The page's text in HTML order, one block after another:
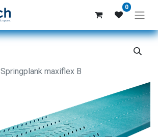
0
Springplank maxiflex B